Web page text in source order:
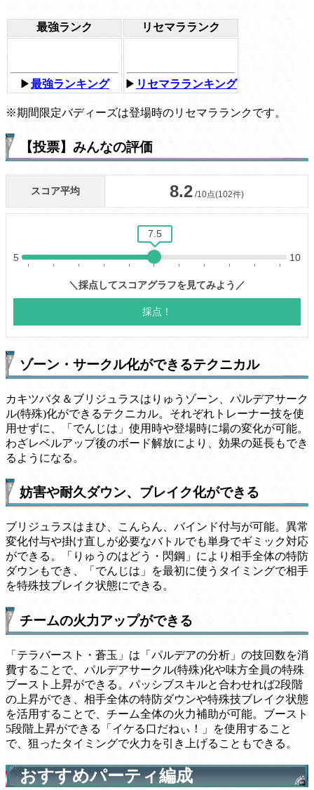
最強ランク リセマラランク
▶最強ランキング ▶ リセマラランキング
※期間限定バディーズは登場時のリセマラランクです。
【投票】みんなの評価
ゾーン・サークル化ができるテクニカル
カキツバタ＆ブリジュラスはりゅうゾーン、パルデアサーク
ル(特殊)化ができるテクニカル。それぞれトレーナー技を使
用せずに、「でんじは」使用時や登場時に場の変化が可能。
わざレベルアップ後のボード解放により、効果の延長もでき
るようになる。
妨害や耐久ダウン、ブレイク化ができる
ブリジュラスはまひ、こんらん、バインド付与が可能。異常
変化付与や掛け直しが必要なバトルでも単身でギミック対応
ができる。「りゅうのはどう・閃鋼」により相手全体の特防
ダウンもでき、「でんじは」を最初に使うタイミングで相手
を特殊技ブレイク状態にできる。
チームの火力アップができる
「テラバースト・蒼玉」は「パルデアの分析」の技回数を消
費することで、パルデアサークル(特殊)化や味方全員の特殊
ブースト上昇ができる。パッシブスキルと合わせれば2段階
の上昇ができ、相手全体の特防ダウンや特殊技ブレイク状態
を活用することで、チーム全体の火力補助が可能。ブースト
5段階上昇ができる「イケる口だねぃ！」を使用すること
で、狙ったタイミングで火力を引き上げることもできる。
おすすめパーティ編成